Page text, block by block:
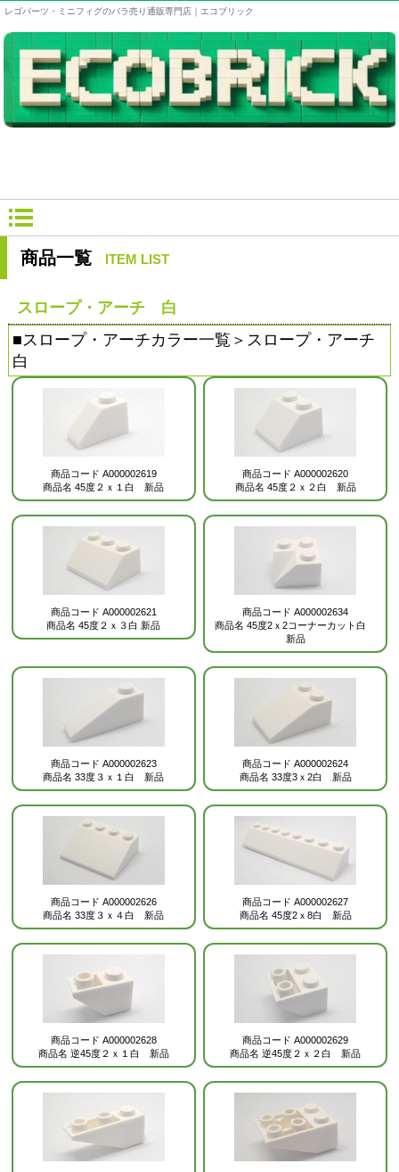
レゴパーツ・ミニフィグのバラ売り通販専門店｜エコブリック
商品一覧 ITEM LIST
スロープ・アーチ 白
■スロープ・アーチカラー一覧 ＞スロープ・アーチ
白
商品コード A000002619
商品名 45度２ｘ１白 新品
商品コード A000002620
商品名 45度２ｘ２白 新品
商品コード A000002621
商品名 45度２ｘ３白 新品
商品コード A000002634
商品名 45度2ｘ2コーナーカット白
新品
商品コード A000002623
商品名 33度３ｘ１白 新品
商品コード A000002624
商品名 33度3ｘ2白 新品
商品コード A000002626
商品名 33度３ｘ４白 新品
商品コード A000002627
商品名 45度2ｘ8白 新品
商品コード A000002628
商品名 逆45度２ｘ１白 新品
商品コード A000002629
商品名 逆45度２ｘ２白 新品